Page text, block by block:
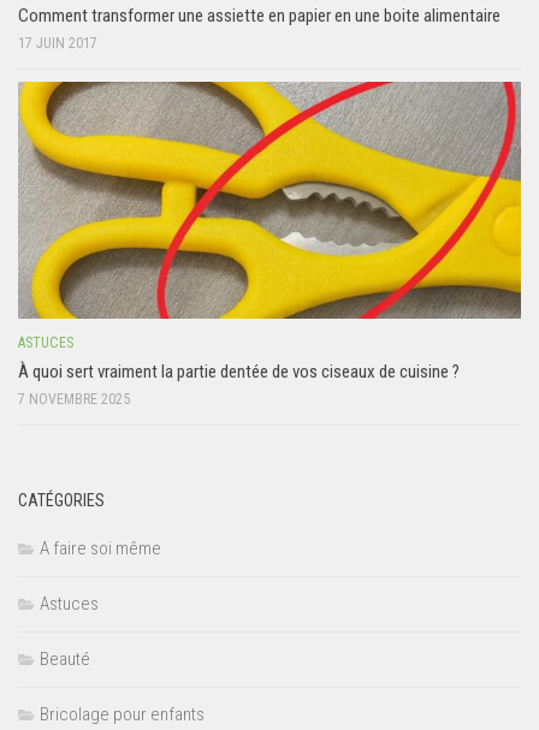
Comment transformer une assiette en papier en une boite alimentaire
17 JUIN 2017
ASTUCES
À quoi sert vraiment la partie dentée de vos ciseaux de cuisine ?
7 NOVEMBRE 2025
CATÉGORIES
A faire soi même
Astuces
Beauté
Bricolage pour enfants